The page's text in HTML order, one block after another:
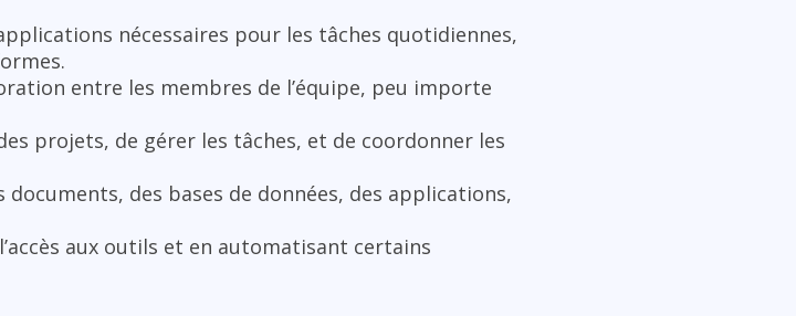
nécessaires pour les tâches quotidiennes,
entre les membres de l’équipe, peu importe
projets, de gérer les tâches, et de coordonner les
documents, des bases de données, des applications,
aux outils et en automatisant certains